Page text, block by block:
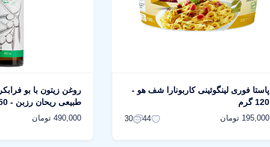
پاستا فوری لینگوئینی کاربونارا شف هو -
120 گرم
195,000 تومان 44
30
روغن زیتون با بو
طبیعی ریحان رزبن - 250 میلی لیتر
490,000 تومان